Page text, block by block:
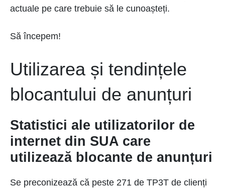
actuale pe care trebuie să le cunoașteți.
Să începem!
Utilizarea și tendințele
blocantului de anunțuri
Statistici ale utilizatorilor de
internet din SUA care
utilizează blocante de anunțuri
Se preconizează că peste 271 de TP3T de clienți